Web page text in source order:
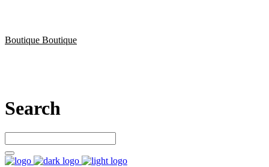
Boutique Boutique
Search